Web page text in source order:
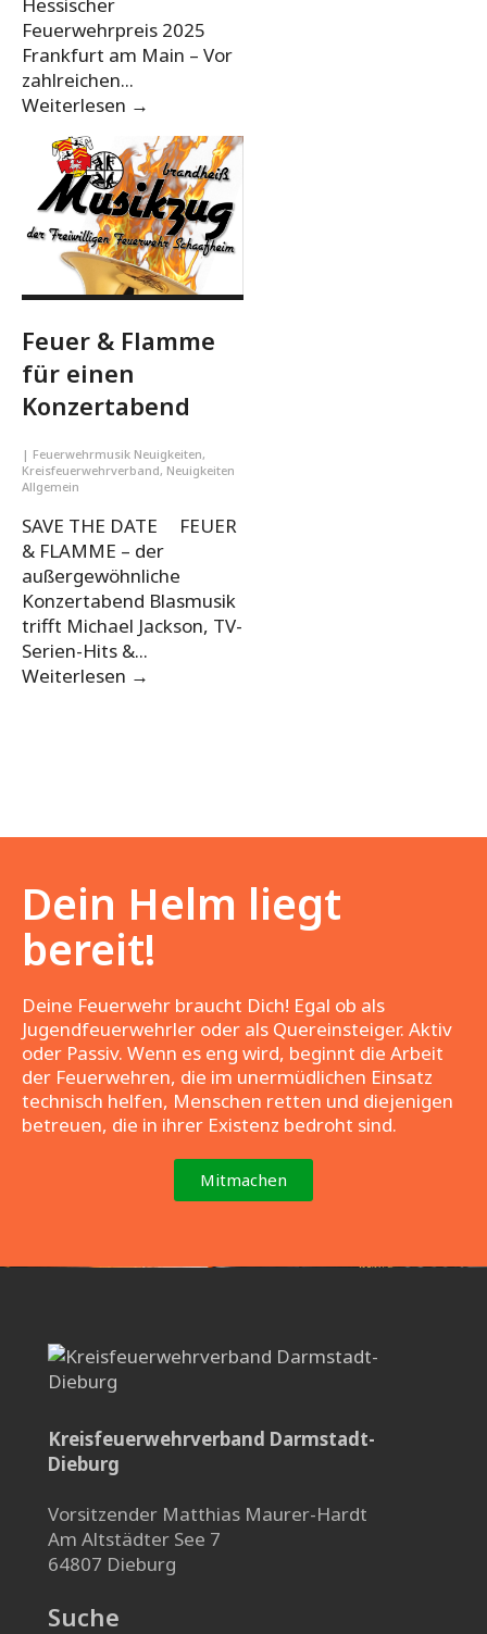
Feuerwehrpreis 2025
Frankfurt am Main – Vor
zahlreichen...
Weiterlesen →
Feuer & Flamme
für einen
Konzertabend
| Feuerwehrmusik Neuigkeiten,
Kreisfeuerwehrverband, Neuigkeiten
Allgemein
SAVE THE DATE FEUER
& FLAMME – der
außergewöhnliche
Konzertabend Blasmusik
trifft Michael Jackson, TV-
Serien-Hits &...
Weiterlesen →
Dein Helm liegt
bereit!
Deine Feuerwehr braucht Dich! Egal ob als
Jugendfeuerwehrler oder als Quereinsteiger. Aktiv
oder Passiv. Wenn es eng wird, beginnt die Arbeit
der Feuerwehren, die im unermüdlichen Einsatz
technisch helfen, Menschen retten und diejenigen
betreuen, die in ihrer Existenz bedroht sind.
Mitmachen
Kreisfeuerwehrverband Darmstadt-
Dieburg
Vorsitzender Matthias Maurer-Hardt
Am Altstädter See 7
64807 Dieburg
Suche